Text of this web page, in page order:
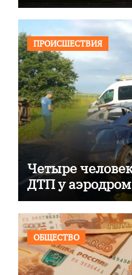
ПРОИСШЕСТВИЯ
Четыре
ДТП у
ОБЩЕСТВО